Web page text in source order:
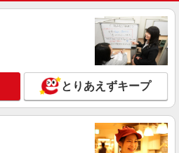
円〜243000円 ※経験考慮 ※能力
給あり 固定残業代：なし 【一律手
一律で支払われる通勤・皆勤・家族手
し 全員に一律で支払われるその他手当
給199,000円+各種手当+残業代）+販
収350,000円（入社3年） （基本給
各種手当+残業代＋役職手当）+販売報
ス 草加バイパス給油所 埼玉県草加市
詳細を見る
ステーション 草加南給油所
とりあえずキープ